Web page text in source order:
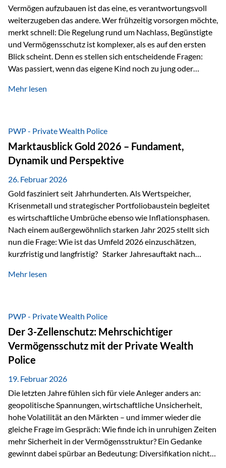
besteuert.
Vermögen aufzubauen ist das eine, es verantwortungsvoll
weiterzugeben das andere. Wer frühzeitig vorsorgen möchte,
merkt schnell: Die Regelung rund um Nachlass, Begünstigte
und Vermögensschutz ist komplexer, als es auf den ersten
Blick scheint. Denn es stellen sich entscheidende Fragen:
Was passiert, wenn das eigene Kind noch zu jung oder
verwalten? Wie kann verhindert werden, dass Ex-Partner,
unbürokratisch übertragen, ohne ausschließlich auf ein
Testament angewiesen zu sein? Wenn klassische Lösungen
nicht ausreichen Traditionelle Nachlassregelungen stoßen
oft…
Mehr lesen
PWP - Private Wealth Police
Marktausblick Gold 2026 – Fundament,
Dynamik und Perspektive
26. Februar 2026
Gold fasziniert seit Jahrhunderten. Als Wertspeicher,
Krisenmetall und strategischer Portfoliobaustein begleitet
es wirtschaftliche Umbrüche ebenso wie Inflationsphasen.
Nach einem außergewöhnlich starken Jahr 2025 stellt sich
nun die Frage: Wie ist das Umfeld 2026 einzuschätzen,
kurzfristig und langfristig? Starker Jahresauftakt nach
Dynamik in das Jahr 2026 gestartet. Zwischen dem
Währungen: +11,5 % Bereits 2025 war ein außergewöhnlich
starkes Jahr: +64,4 % in USD Durchschnitt über alle
Währungen: +56,6 % Langfristig zeigt sich ebenfalls ein
solides…
Mehr lesen
PWP - Private Wealth Police
Der 3-Zellenschutz: Mehrschichtiger
Vermögensschutz mit der Private Wealth
Police
19. Februar 2026
Die letzten Jahre fühlen sich für viele Anleger anders an:
geopolitische Spannungen, wirtschaftliche Unsicherheit,
hohe Volatilität an den Märkten – und immer wieder die
gleiche Frage im Gespräch: Wie finde ich in unruhigen Zeiten
mehr Sicherheit in der Vermögensstruktur? Ein Gedanke
gewinnt dabei spürbar an Bedeutung: Diversifikation nicht